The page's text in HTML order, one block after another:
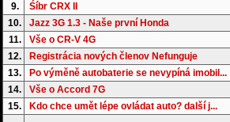
9. Śíbr CRX II
10. Jazz 3G 1.3 - Naše první Honda
11. Vše o CR-V 4G
12. Registrácia nových členov Nefunguje
13. Po výměně autobaterie se nevypíná imobil...
14. Vše o Accord 7G
15. Kdo chce umět lépe ovládat auto? další j...